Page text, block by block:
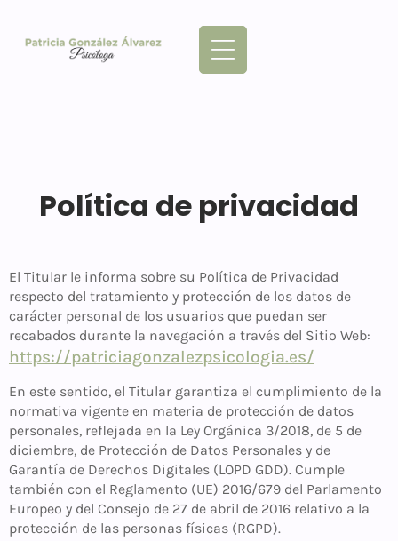
Política de privacidad
El Titular le informa sobre su Política de Privacidad
respecto del tratamiento y protección de los datos de
carácter personal de los usuarios que puedan ser
recabados durante la navegación a través del Sitio Web:
https://patriciagonzalezpsicologia.es/
En este sentido, el Titular garantiza el cumplimiento de la
normativa vigente en materia de protección de datos
personales, reflejada en la Ley Orgánica 3/2018, de 5 de
diciembre, de Protección de Datos Personales y de
Garantía de Derechos Digitales (LOPD GDD). Cumple
también con el Reglamento (UE) 2016/679 del Parlamento
Europeo y del Consejo de 27 de abril de 2016 relativo a la
protección de las personas físicas (RGPD).